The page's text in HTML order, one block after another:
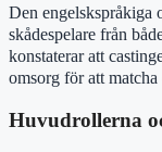
Den engelskspråkiga
skådespelare från
konstaterar att
omsorg för att
Huvudrollerna